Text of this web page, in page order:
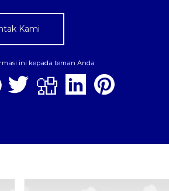
Kami
ini kepada teman Anda